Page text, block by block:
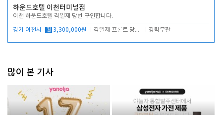
하운드호텔 이천터미널점
이천 하운드호텔 격일제 당번 구인합니다.
경기 이천시 월 3,300,000원 격일제 프론트 당번 업무로 주차 및 객실 점검 경력무관
많이 본 기사